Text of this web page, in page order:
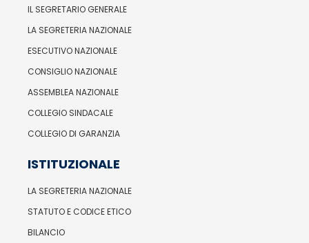
IL SEGRETARIO GENERALE
LA SEGRETERIA NAZIONALE
ESECUTIVO NAZIONALE
CONSIGLIO NAZIONALE
ASSEMBLEA NAZIONALE
COLLEGIO SINDACALE
COLLEGIO DI GARANZIA
ISTITUZIONALE
LA SEGRETERIA NAZIONALE
STATUTO E CODICE ETICO
BILANCIO